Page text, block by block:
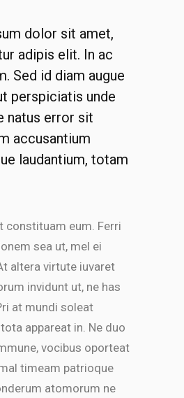
dolor sit amet,
adipis elit. In ac
Sed id diam augue
perspiciatis unde
natus error sit
accusantium
laudantium, totam
constituam eum. Ferri
sea ut, mel ei
altera virtute iuvaret
invidunt ut, ne has
at mundi soleat
appareat in. Ne duo
vocibus oporteat
timeam patrioque
atomorum ne